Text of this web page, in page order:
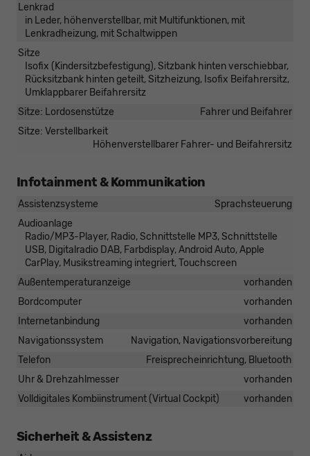
Lenkrad
in Leder, höhenverstellbar, mit Multifunktionen, mit
Lenkradheizung, mit Schaltwippen
Sitze
Isofix (Kindersitzbefestigung), Sitzbank hinten verschiebbar,
Rücksitzbank hinten geteilt, Sitzheizung, Isofix Beifahrersitz,
Umklappbarer Beifahrersitz
Sitze: Lordosenstütze
Fahrer und Beifahrer
Sitze: Verstellbarkeit
Höhenverstellbarer Fahrer- und Beifahrersitz
Infotainment & Kommunikation
Assistenzsysteme
Sprachsteuerung
Audioanlage
Radio/MP3-Player, Radio, Schnittstelle MP3, Schnittstelle
USB, Digitalradio DAB, Farbdisplay, Android Auto, Apple
CarPlay, Musikstreaming integriert, Touchscreen
Außentemperaturanzeige
vorhanden
Bordcomputer
vorhanden
Internetanbindung
vorhanden
Navigationssystem
Navigation, Navigationsvorbereitung
Telefon
Freisprecheinrichtung, Bluetooth
Uhr & Drehzahlmesser
vorhanden
Volldigitales Kombiinstrument (Virtual Cockpit)
vorhanden
Sicherheit & Assistenz